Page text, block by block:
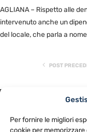
Per fornire le migliori
cookie per
AGLIANA – Rispetto alle
intervenuto anche un
del locale, che parla a
POST
NOTE LEGALI